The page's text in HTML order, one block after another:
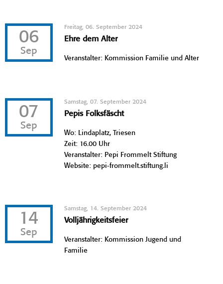
06
Sep
Freitag, 06. September 2024
Ehre dem Alter
Veranstalter: Kommission Familie und Alter
07
Sep
Samstag, 07. September 2024
Pepis Folksfäscht
Wo: Lindaplatz, Triesen
Zeit: 16.00 Uhr
Veranstalter: Pepi Frommelt Stiftung
Website: pepi-frommelt.stiftung.li
14
Sep
Samstag, 14. September 2024
Volljährigkeitsfeier
Veranstalter: Kommission Jugend und
Familie